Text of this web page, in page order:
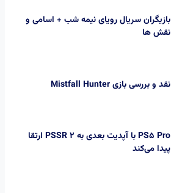
بازیگران سریال رویای نیمه شب + اسامی و
نقش ها
نقد و بررسی بازی Mistfall Hunter
PS5 Pro با آپدیت بعدی به PSSR 2 ارتقا
پیدا می‌کند